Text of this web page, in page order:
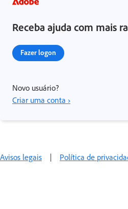
Receba ajuda com mais
Fazer logon
Novo usuário?
Criar uma conta ›
Avisos legais | Política de